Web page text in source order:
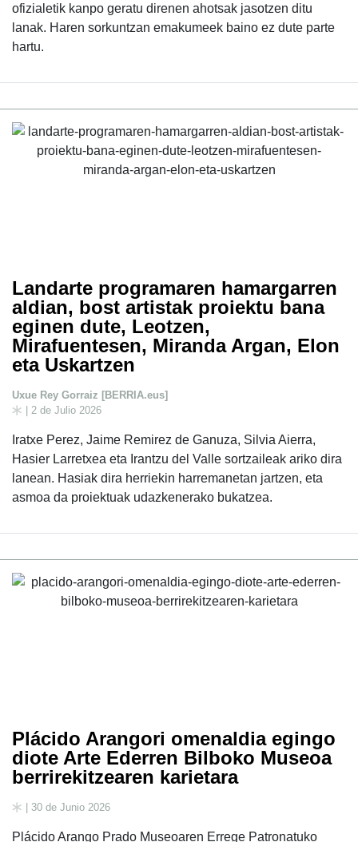
ofizialetik kanpo geratu direnen ahotsak jasotzen ditu
lanak. Haren sorkuntzan emakumeek baino ez dute parte
hartu.
Landarte programaren hamargarren
aldian, bost artistak proiektu bana
eginen dute, Leotzen,
Mirafuentesen, Miranda Argan, Elon
eta Uskartzen
Uxue Rey Gorraiz [BERRIA.eus]
| 2 de Julio 2026
Iratxe Perez, Jaime Remirez de Ganuza, Silvia Aierra,
Hasier Larretxea eta Irantzu del Valle sortzaileak ariko dira
lanean. Hasiak dira herriekin harremanetan jartzen, eta
asmoa da proiektuak udazkenerako bukatzea.
Plácido Arangori omenaldia egingo
diote Arte Ederren Bilboko Museoa
berrirekitzearen karietara
| 30 de Junio 2026
Plácido Arango Prado Museoaren Errege Patronatuko